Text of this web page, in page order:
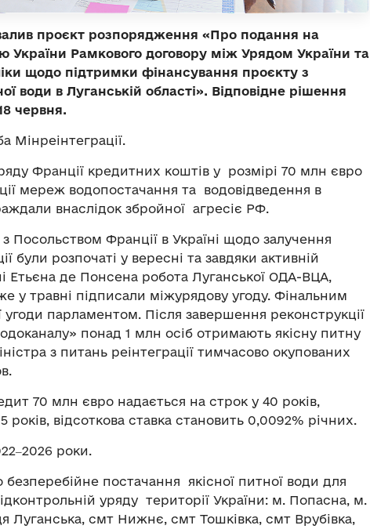
проєкт розпорядження «Про подання на
України Рамкового договору між Урядом України та
щодо підтримки фінансування проєкту з
води в Луганській області». Відповідне рішення
червня.
Мінреінтеграції.
Франції кредитних коштів у розмірі 70 млн євро
мереж водопостачання та водовідведення в
внаслідок збройної агресіє РФ.
Посольством Франції в Україні щодо залучення
були розпочаті у вересні та завдяки активній
Етьєна де Понсена робота Луганської ОДА-ВЦА,
у травні підписали міжурядову угоду. Фінальним
угоди парламентом. Після завершення реконструкції
понад 1 млн осіб отримають якісну питну
з питань реінтеграції тимчасово окупованих
70 млн євро надається на строк у 40 років,
років, відсоткова ставка становить 0,0092% річних.
роки.
безперебійне постачання якісної питної води для
уряду території України: м. Попасна, м.
Луганська, смт Нижнє, смт Тошківка, смт Врубівка,